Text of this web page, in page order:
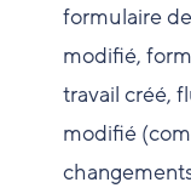
formulaire
modifié,
travail créé,
modifié